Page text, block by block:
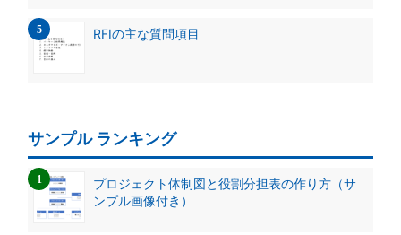
RFIの主な質問項目
サンプル ランキング
プロジェクト体制図と役割分担表の作り方（サ
ンプル画像付き）